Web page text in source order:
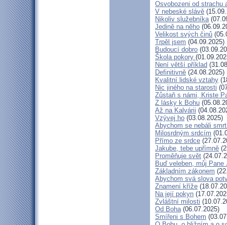
Osvobozeni od strachu
V nebeské slávě
Nikoliv služebníka
Jedině na něho
Velikost svých činů
Trpěl jsem (04.09.2025)
Budoucí dobro
Škola pokory
Není větší příklad
Definitivně (24.08.2025)
Kvalitní lidské vztahy
Nic jiného na starosti
Zůstaň s námi, Kriste
Z lásky k Bohu
Až na Kalvárii
Vzývej ho (03.08.2025)
Abychom se nebáli
Milosrdným srdcím
Přímo ze srdce
Jakube, tebe upřímně
Proměňuje svět
Buď veleben, můj
Základním zákonem
Abychom svá slova
Znamení kříže
Na její pokyn
Zvláštní milosti
Od Boha(06.07.2025)
Smířeni s Bohem